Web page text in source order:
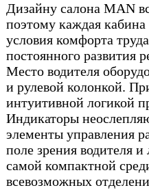
Дизайну салона MAN
поэтому каждая
условия комфорта
постоянного развития
Место водителя
и рулевой колонкой.
интуитивной логикой
Индикаторы
элементы управления
поле зрения водителя
самой компактной
всевозможных